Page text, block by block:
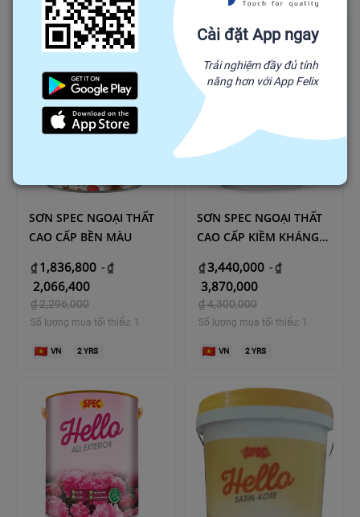
YRS
SƠN SPEC NGOẠI THẤT
CAO CẤP BỀN MÀU
₫ 1,836,800 -₫
2,066,400
₫2,296,000
Số lượng mua tối thiểu: 1
VN 2YRS
SƠN SPEC NGOẠI THẤT
CAO CẤP KIỀM KHÁNG
₫3,440,000 -₫
3,870,000
₫4,300,000
Số lượng mua tối thiểu: 1
VN 2YRS
Cài đặt App ngay
Trải nghiệm đầy đủ tính
năng hơn với App Felix